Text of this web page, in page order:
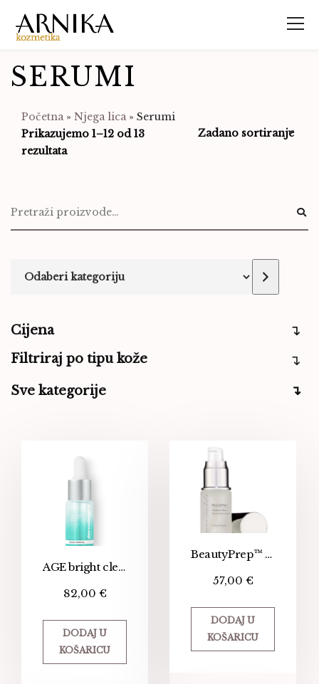
SERUMI
Početna» Njega lica» Serumi
Prikazujemo 1–12 od 13
rezultata
Cijena
Filtriraj po tipu kože
Sve kategorije
AGE bright clearing serum
82,00 €
DODAJ U
KOŠARICU
BeautyPrep™ Hyaluronic Serum
57,00 €
DODAJ U
KOŠARICU